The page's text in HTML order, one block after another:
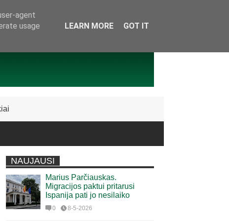
NAUJAUSI
Marius Parčiauskas.
Migracijos paktui pritarusi
Ispanija pati jo nesilaiko
0 8-5-2026
agent
usage
LEARN MORE GOT IT